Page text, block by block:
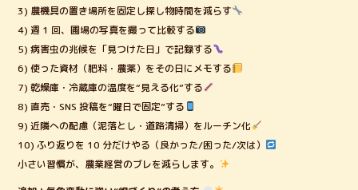
3) 農機具の置き場所を固定し探し物時間を減らす
4) 週 1 回、圃場の写真を撮って比較する
5) 病害虫の兆候を「見つけた日」で記録する
6) 使った資材（肥料・農薬）をその日にメモする
7) 乾燥庫・冷蔵庫の温度を“見える化”する
8) 直売・SNS 投稿を“曜日で固定”する
9) 近隣への配慮（泥落とし・道路清掃）をルーチン化
10) ふり返りを 10 分だけやる（良かった/困った/次は）
小さい習慣が、農業経営のブレを減らします。